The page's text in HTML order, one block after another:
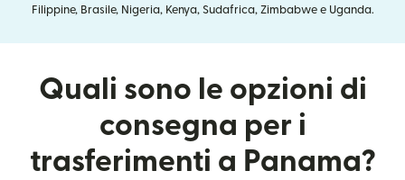
Filippine, Brasile, Nigeria, Kenya, Sudafrica, Zimbabwe e Uganda.
Quali sono le opzioni di
consegna per i
trasferimenti a Panama?